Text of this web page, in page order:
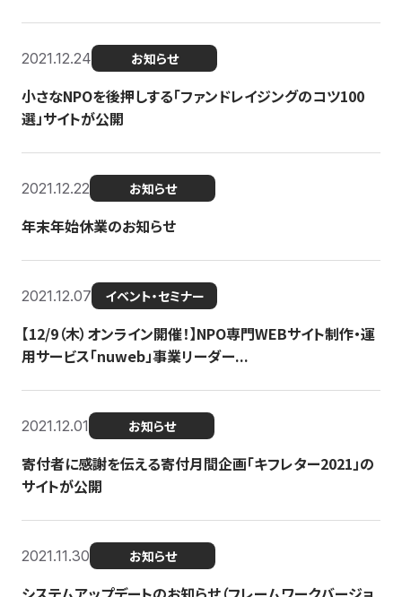
2021.12.24 お知らせ
小さなNPOを後押しする「ファンドレイジングのコツ100
選」サイトが公開
2021.12.22 お知らせ
年末年始休業のお知らせ
2021.12.07 イベント・セミナー
【12/9（木）オンライン開催！】NPO専門WEBサイト制作・運
用サービス「nuweb」事業リーダー...
2021.12.01 お知らせ
寄付者に感謝を伝える寄付月間企画「キフレター2021」の
サイトが公開
2021.11.30 お知らせ